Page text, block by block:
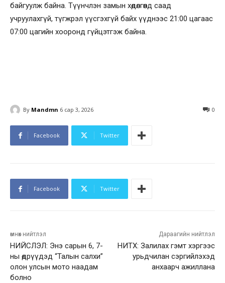
байгуулж байна. Түүнчлэн замын хөдөлгөөнд саад
учруулахгүй, түгжрэл үүсгэхгүй байх үүднээс 21:00 цагаас
07:00 цагийн хооронд гүйцэтгэж байна.
By Mandmn 6 сар 3, 2026 0
Facebook Twitter
Facebook Twitter
өмнөх нийтлэл
НИЙСЛЭЛ: Энэ сарын 6, 7-
ны өдрүүдэд “Талын салхи”
олон улсын мото наадам
болно
Дараагийн нийтлэл
НИТХ: Залилах гэмт хэргээс
урьдчилан сэргийлэхэд
анхаарч ажиллана